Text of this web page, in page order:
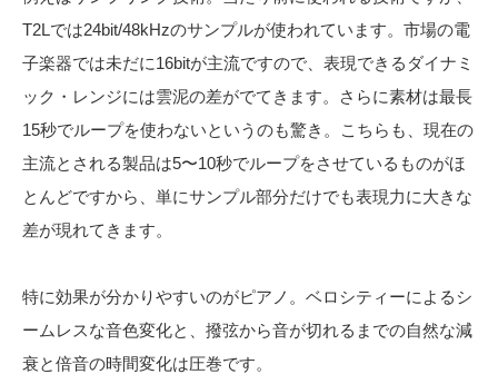
T2Lでは24bit/48kHzのサンプルが使われています。市場の電
子楽器では未だに16bitが主流ですので、表現できるダイナミ
ック・レンジには雲泥の差がでてきます。さらに素材は最長
15秒でループを使わないというのも驚き。こちらも、現在の
主流とされる製品は5〜10秒でループをさせているものがほ
とんどですから、単にサンプル部分だけでも表現力に大きな
差が現れてきます。
特に効果が分かりやすいのがピアノ。ベロシティーによるシ
ームレスな音色変化と、撥弦から音が切れるまでの自然な減
衰と倍音の時間変化は圧巻です。